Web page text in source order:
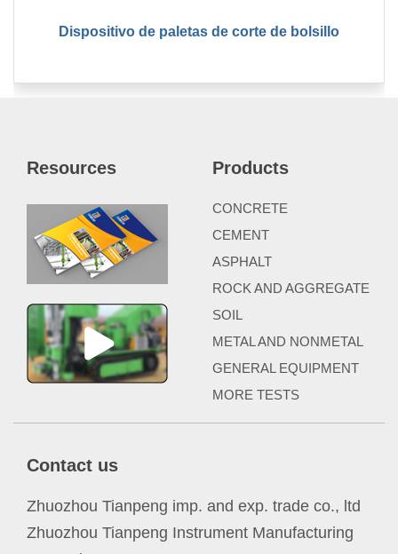
Dispositivo de paletas de corte de bolsillo
Resources Products
CONCRETE
CEMENT
ASPHALT
ROCK AND AGGREGATE
SOIL
METAL AND NONMETAL
GENERAL EQUIPMENT
MORE TESTS
Contact us
Zhuozhou Tianpeng imp. and exp. trade co., ltd
Zhuozhou Tianpeng Instrument Manufacturing